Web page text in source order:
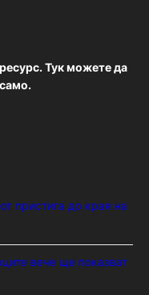
Тук можете да
пристига до края на
вече ще показват